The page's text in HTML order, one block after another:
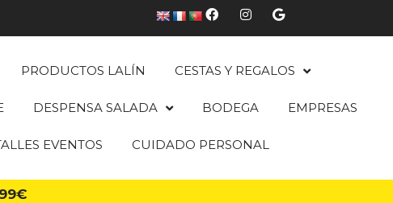
PRODUCTOS LALÍN CESTAS Y REGALOS
DESPENSA SALADA BODEGA EMPRESAS
EVENTOS CUIDADO PERSONAL